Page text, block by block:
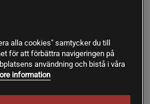
bra produkt
alla cookies" samtycker du till
för att förbättra navigeringen på
användning och bistå i våra
information